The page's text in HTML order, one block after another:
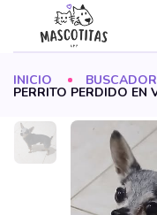
INICIO BUSCADOR
PERRITO PERDIDO EN